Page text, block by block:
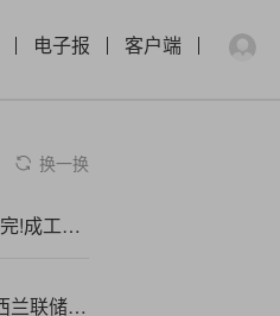
电子报 客户端
换一换
150亿元！央企—能源巨头完!成工商变更
进一;步降息门槛很高！新西兰联储主席强化宽松周期结束信号